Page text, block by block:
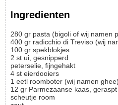
Ingredienten
280 gr pasta (bigoli of wij namen
400 gr radicchio di Treviso (wij
100 gr spekblokjes
2 st ui, gesnipperd
peterselie, fijngehakt
4 st eierdooiers
1 eetl roomboter (wij namen ghee)
12 gr Parmezaanse kaas,
scheutje room